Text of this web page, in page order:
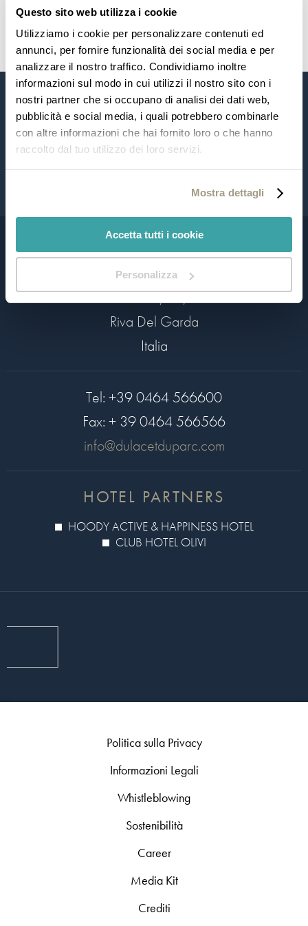
Questo sito web utilizza i cookie
Utilizziamo i cookie per personalizzare contenuti ed
annunci, per fornire funzionalità dei social media e per
analizzare il nostro traffico. Condividiamo inoltre
informazioni sul modo in cui utilizzi il nostro sito con i
nostri partner che si occupano di analisi dei dati web,
pubblicità e social media, i quali potrebbero combinarle
con altre informazioni che hai fornito loro o che hanno
raccolto dal tuo utilizzo dei loro servizi.
Mostra dettagli
Accetta tutti i cookie
Personalizza
Viale Rovereto, 44, 38066
Riva Del Garda
Italia
Tel: +39 0464 566600
Fax: + 39 0464 566566
info@dulacetduparc.com
HOTEL PARTNERS
HOODY ACTIVE & HAPPINESS HOTEL
CLUB HOTEL OLIVI
Politica sulla Privacy
Informazioni Legali
Whistleblowing
Sostenibilità
Career
Media Kit
Crediti